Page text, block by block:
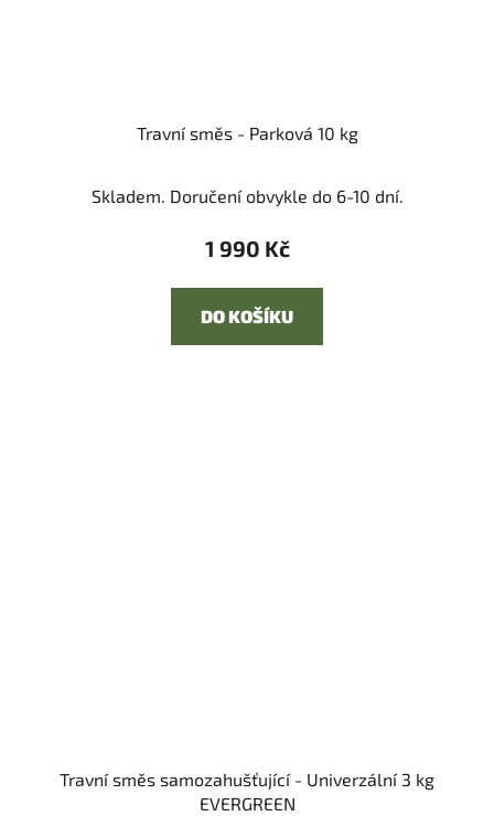
Travní směs - Parková 10 kg
Skladem. Doručení obvykle do 6-10 dní.
1 990 Kč
DO KOŠÍKU
Travní směs samozahušťující - Univerzální 3 kg
EVERGREEN